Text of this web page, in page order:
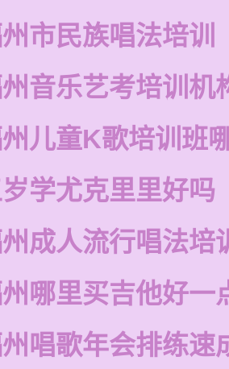
市民族唱法培训
音乐艺考培训机
儿童K歌培训班
学尤克里里好吗
成人流行唱法培
哪里买吉他好一
唱歌年会排练速